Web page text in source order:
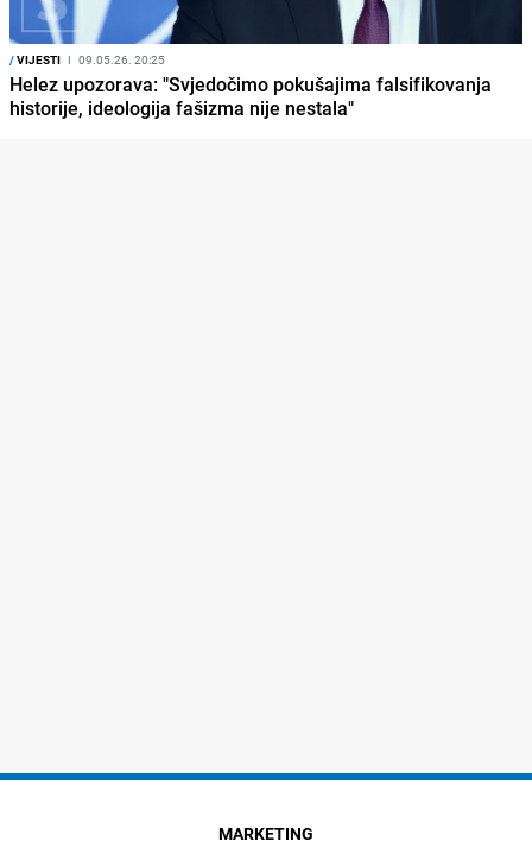
/VIJESTI I 09.05.26. 20:25
Helez upozorava: "Svjedočimo pokušajima falsifikovanja
historije, ideologija fašizma nije nestala"
MARKETING